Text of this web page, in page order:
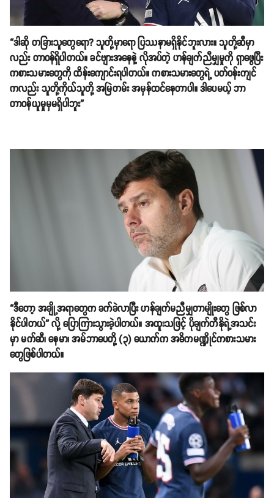
“ဒါဆို တခြားသူတွေရော? သူတို့မှာရော ပြဿနာမရှိနိုင်ဘူးလား။ သူတို့ဆီမှာ
လည်း တာဝန်ရှိပါတယ်။ ခင်ဗျားအနေနဲ့ လိုအပ်တဲ့ ဟန်ချက်ညီမျှမှုကို ရှာဖွေပြီး
ကစားသမားတွေကို ထိန်းကျောင်းရပါတယ်။ ကစားသမားတွေရဲ့ ပတ်ဝန်းကျင်
ကလည်း သူတို့ကိုယ်သူတို့ အမြဲတမ်း အမှန်ထင်နေတာပါ။ ဒါပေမယ့် ဘာ
တာဝန်ယူမှုမှမရှိပါဘူး”
“ဒီတော့ အချို့အရာတွေက ခက်ခဲလာပြီး ဟန်ချက်မညီမျှတာမျိုးတွေ ဖြစ်လာ
နိုင်ပါတယ်” လို့ ပြောကြားသွားခဲ့ပါတယ်။ အထူးသဖြင့် ပိုချက်တီနိုရဲ့အသင်း
မှာ မက်ဆီ၊ နေမာ၊ အမ်ဘာပေတို့ (၃) ယောက်က အဓိကမဏ္ဍိုင်ကစားသမား
တွေဖြစ်ပါတယ်။